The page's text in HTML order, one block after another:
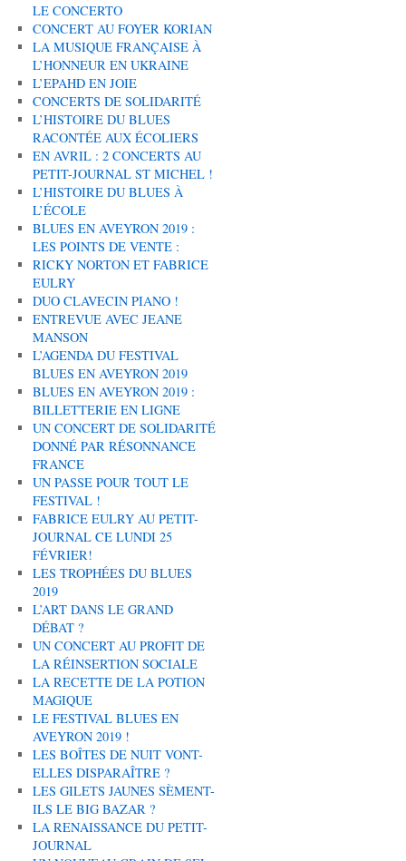
LE CONCERTO
CONCERT AU FOYER KORIAN
LA MUSIQUE FRANÇAISE À
L’HONNEUR EN UKRAINE
L’EPAHD EN JOIE
CONCERTS DE SOLIDARITÉ
L’HISTOIRE DU BLUES
RACONTÉE AUX ÉCOLIERS
EN AVRIL : 2 CONCERTS AU
PETIT-JOURNAL ST MICHEL !
L’HISTOIRE DU BLUES À
L’ÉCOLE
BLUES EN AVEYRON 2019 :
LES POINTS DE VENTE :
RICKY NORTON ET FABRICE
EULRY
DUO CLAVECIN PIANO !
ENTREVUE AVEC JEANE
MANSON
L’AGENDA DU FESTIVAL
BLUES EN AVEYRON 2019
BLUES EN AVEYRON 2019 :
BILLETTERIE EN LIGNE
UN CONCERT DE SOLIDARITÉ
DONNÉ PAR RÉSONNANCE
FRANCE
UN PASSE POUR TOUT LE
FESTIVAL !
FABRICE EULRY AU PETIT-
JOURNAL CE LUNDI 25
FÉVRIER!
LES TROPHÉES DU BLUES
2019
L’ART DANS LE GRAND
DÉBAT ?
UN CONCERT AU PROFIT DE
LA RÉINSERTION SOCIALE
LA RECETTE DE LA POTION
MAGIQUE
LE FESTIVAL BLUES EN
AVEYRON 2019 !
LES BOÎTES DE NUIT VONT-
ELLES DISPARAÎTRE ?
LES GILETS JAUNES SÈMENT-
ILS LE BIG BAZAR ?
LA RENAISSANCE DU PETIT-
JOURNAL